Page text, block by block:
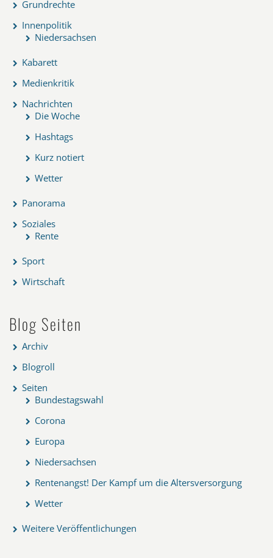
Grundrechte
Innenpolitik
Niedersachsen
Kabarett
Medienkritik
Nachrichten
Die Woche
Hashtags
Kurz notiert
Wetter
Panorama
Soziales
Rente
Sport
Wirtschaft
Blog Seiten
Archiv
Blogroll
Seiten
Bundestagswahl
Corona
Europa
Niedersachsen
Rentenangst! Der Kampf um die Altersversorgung
Wetter
Weitere Veröffentlichungen